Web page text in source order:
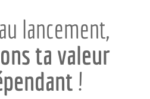
lancement,
ta valeur
!